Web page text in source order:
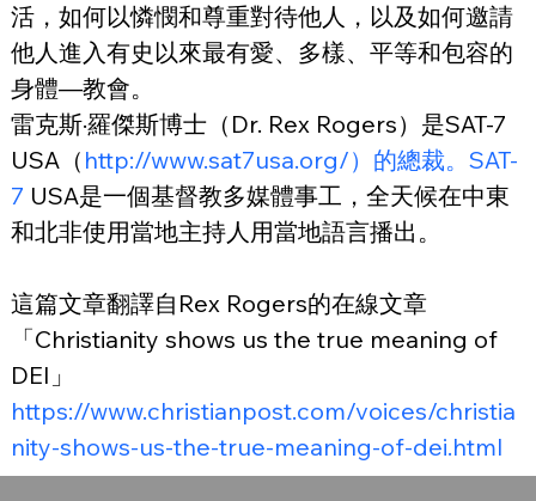
活，如何以憐憫和尊重對待他人，以及如何邀請
他人進入有史以來最有愛、多樣、平等和包容的
身體—教會。
雷克斯·羅傑斯博士（Dr. Rex Rogers）是SAT-7
USA（ http://www.sat7usa.org/）的總裁。SAT-
7 USA是一個基督教多媒體事工，全天候在中東
和北非使用當地主持人用當地語言播出。
這篇文章翻譯自Rex Rogers的在線文章
「Christianity shows us the true meaning of
DEI」
https://www.christianpost.com/voices/christia
nity-shows-us-the-true-meaning-of-dei.html